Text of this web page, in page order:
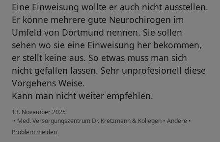
Eine Einweisung wollte er auch nicht ausstellen.
Er könne mehrere gute Neurochirogen im
Umfeld von Dortmund nennen. Sie sollen
sehen wo sie eine Einweisung her bekommen,
er stellt keine aus. So etwas muss man sich
nicht gefallen lassen. Sehr unprofesionell diese
Vorgehens Weise.
Kann man nicht weiter empfehlen.
13. November 2025
• Med. Versorgungszentrum Dr. Kretzmann & Kollegen • Andere •
Problem melden